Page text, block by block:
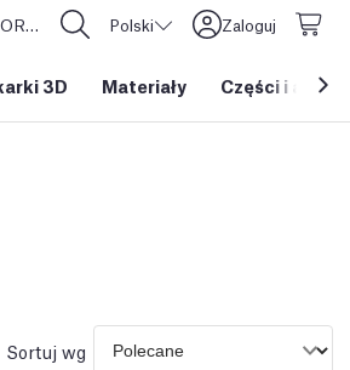
Zjednoczone
CORE One L: Już w sprzedaży! Polski Zaloguj
3D Materiały Części i
Sortuj wg